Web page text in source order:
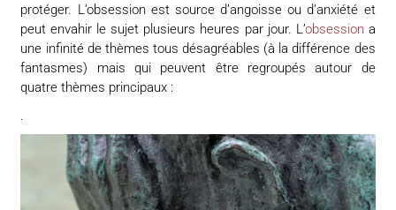
protéger. L’obsession est source d’angoisse ou d’anxiété et
peut envahir le sujet plusieurs heures par jour. L’obsessiona
une infinité de thèmes tous désagréables (à la différence des
fantasmes) mais qui peu­vent être regroupés autour de
quatre thèmes principaux :
.